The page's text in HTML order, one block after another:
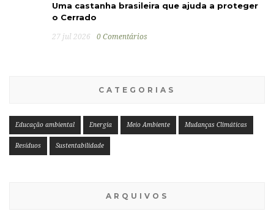
Uma castanha brasileira que ajuda a proteger
o Cerrado
27 jul 2026 0 Comentários
CATEGORIAS
Educação ambiental Energia Meio Ambiente Mudanças Climáticas
Resíduos Sustentabilidade
ARQUIVOS